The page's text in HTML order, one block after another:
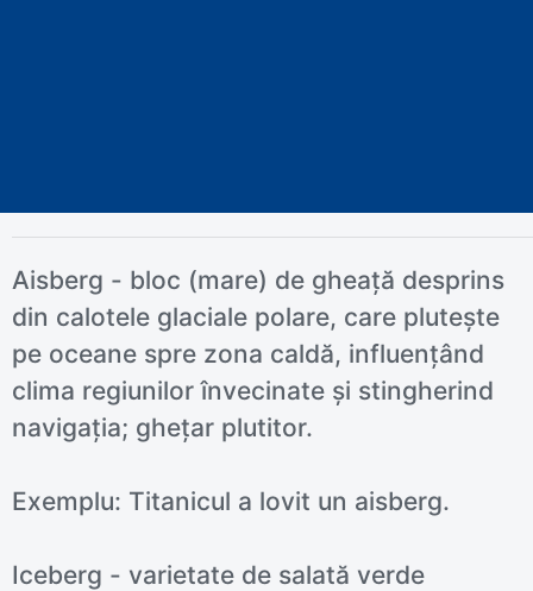
Aisberg - bloc (mare) de gheață desprins
din calotele glaciale polare, care plutește
pe oceane spre zona caldă, influențând
clima regiunilor învecinate și stingherind
navigația; ghețar plutitor.
Exemplu: Titanicul a lovit un aisberg.
Iceberg - varietate de salată verde